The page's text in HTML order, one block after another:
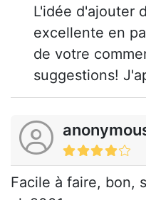
L'idée d'ajouter
excellente en
de votre
suggestions!
Facile à faire, bon,